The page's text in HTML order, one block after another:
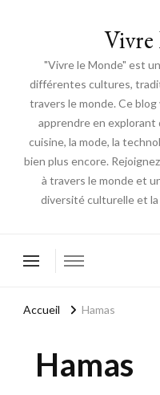
Vivre
"Vivre le Monde" est
différentes cultures,
travers le monde. Ce
apprendre en
cuisine, la mode, la
bien plus encore.
à travers le monde et
diversité culturelle et la
Accueil Hamas
Hamas